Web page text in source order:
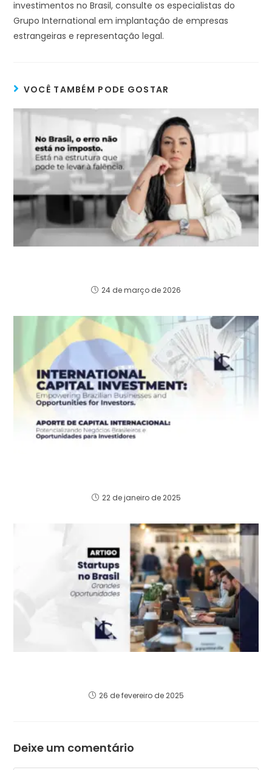
investimentos no Brasil, consulte os especialistas do
Grupo International em implantação de empresas
estrangeiras e representação legal.
VOCÊ TAMBÉM PODE GOSTAR
24 de março de 2026
22 de janeiro de 2025
26 de fevereiro de 2025
Deixe um comentário